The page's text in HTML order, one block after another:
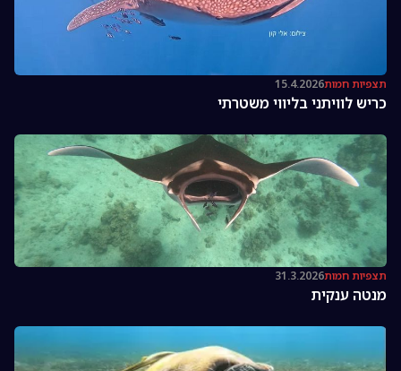
תצפיות חמות15.4.2026
כריש לוויתני בליווי משטרתי
תצפיות חמות31.3.2026
מנטה ענקית